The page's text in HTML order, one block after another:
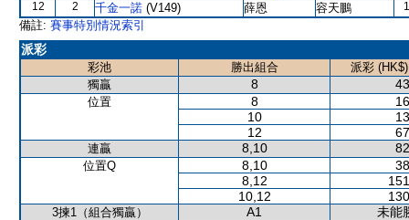
12
2 千金一諾 (V149) 薛恩 容天鵬
備註: 賽事特別情況索引
派彩
彩池 勝出組合
派彩 (HK$)
獨贏
8
位置 8
10
12
連贏 8,10
位置Q 8,10
8,12
10,12
3揀1（組合獨贏） A1
未能